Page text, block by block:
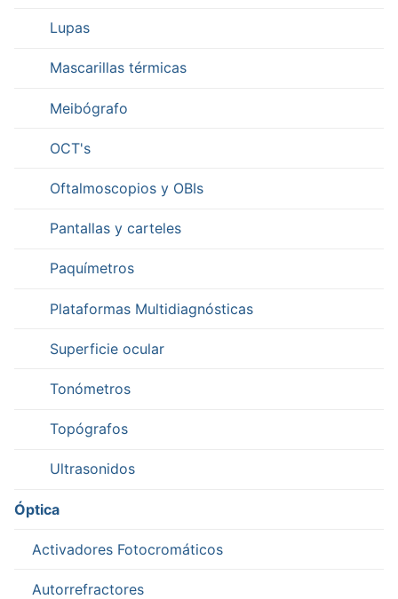
Lupas
Mascarillas térmicas
Meibógrafo
OCT's
Oftalmoscopios y OBIs
Pantallas y carteles
Paquímetros
Plataformas Multidiagnósticas
Superficie ocular
Tonómetros
Topógrafos
Ultrasonidos
Óptica
Activadores Fotocromáticos
Autorrefractores